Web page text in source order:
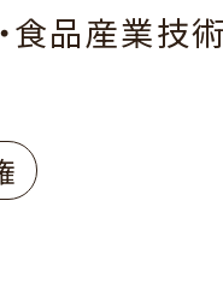
食品産業技